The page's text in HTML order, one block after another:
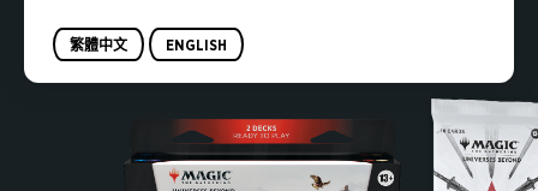
會
繁體中文 ENGLISH